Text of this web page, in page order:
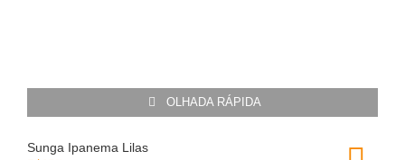
OLHADA RÁPIDA
Sunga Ipanema Lilas